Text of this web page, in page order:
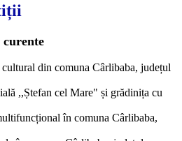
curente
din comuna Cârlibaba, județul
,,Ștefan cel Mare" și grădinița cu
în comuna Cârlibaba,